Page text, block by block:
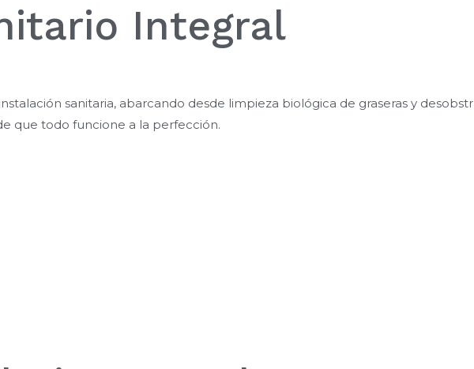
Integral
sanitaria, abarcando desde limpieza biológica de graseras y
que todo funcione a la perfección.